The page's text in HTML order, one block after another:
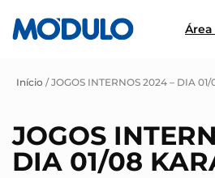
Início /JOGOS INTERNOS 2024 – DIA
JOGOS
DIA 01/08